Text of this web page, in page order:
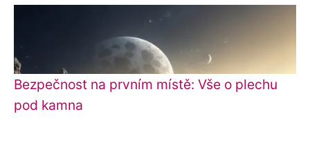
Bezpečnost na prvním místě: Vše o plechu
pod kamna